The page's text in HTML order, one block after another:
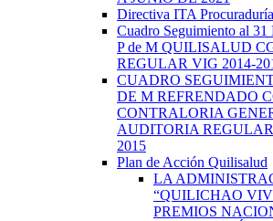
Directiva ITA
Cuadro Seguimiento al
P de M QUILISALUD
REGULAR VIG 2014-
CUADRO
DE M REFRENDADO
CONTRALORIA
AUDITORIA
2015
Plan de Acción Quilisalud
LA
“QUILICHAO
PREMIOS